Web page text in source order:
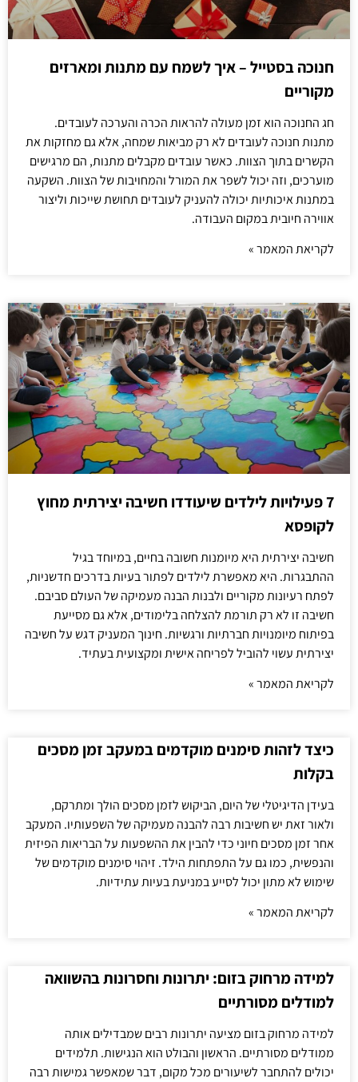
חנוכה בסטייל – איך לשמח עם מתנות ומארזים
מקוריים
חג החנוכה הוא זמן מעולה להראות הכרה והערכה לעובדים.
מתנות חנוכה לעובדים לא רק מביאות שמחה, אלא גם מחזקות את
הקשרים בתוך הצוות. כאשר עובדים מקבלים מתנות, הם מרגישים
מוערכים, וזה יכול לשפר את המורל והמחויבות של הצוות. השקעה
במתנות איכותיות יכולה להעניק לעובדים תחושת שייכות וליצור
אווירה חיובית במקום העבודה.
לקריאת המאמר »
7 פעילויות לילדים שיעודדו חשיבה יצירתית מחוץ
לקופסא
חשיבה יצירתית היא מיומנות חשובה בחיים, במיוחד בגיל
ההתבגרות. היא מאפשרת לילדים לפתור בעיות בדרכים חדשניות,
לפתח רעיונות מקוריים ולבנות הבנה מעמיקה של העולם סביבם.
חשיבה זו לא רק תורמת להצלחה בלימודים, אלא גם מסייעת
בפיתוח מיומנויות חברתיות ורגשיות. חינוך המעניק דגש על חשיבה
יצירתית עשוי להוביל לפריחה אישית ומקצועית בעתיד.
לקריאת המאמר »
כיצד לזהות סימנים מוקדמים במעקב זמן מסכים
בקלות
בעידן הדיגיטלי של היום, הביקוש לזמן מסכים הולך ומתרקם,
ולאור זאת יש חשיבות רבה להבנה מעמיקה של השפעותיו. המעקב
אחר זמן מסכים חיוני כדי להבין את ההשפעות על הבריאות הפיזית
והנפשית, כמו גם על התפתחות הילד. זיהוי סימנים מוקדמים של
שימוש לא מתון יכול לסייע במניעת בעיות עתידיות.
לקריאת המאמר »
למידה מרחוק בזום: יתרונות וחסרונות בהשוואה
למודלים מסורתיים
למידה מרחוק בזום מציעה יתרונות רבים שמבדילים אותה
ממודלים מסורתיים. הראשון והבולט הוא הנגישות. תלמידים
יכולים להתחבר לשיעורים מכל מקום, דבר שמאפשר גמישות רבה